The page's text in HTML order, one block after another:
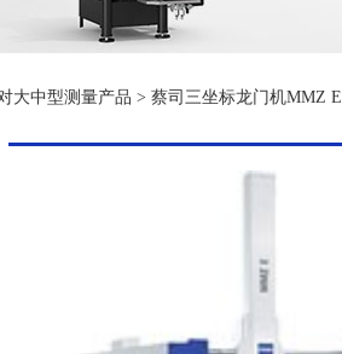
大中型测量产品 > 蔡司三坐标龙门机MMZ E